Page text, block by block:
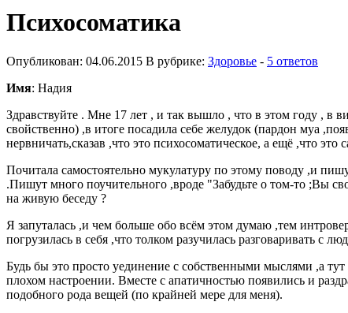
Психосоматика
Опубликован: 04.06.2015 В рубрике: Здоровье - 5 ответов
Имя: Надия
Здравствуйте . Мне 17 лет , и так вышло , что в этом году , в
свойственно) ,в итоге посадила себе желудок (пардон муа
нервничать,сказав ,что это психосоматическое, а ещё ,что
Почитала самостоятельно мукулатуру по этому поводу ,и
.Пишут много поучительного ,вроде "Забудьте о том-то ;Вы
на живую беседу ?
Я запуталась ,и чем больше обо всём этом думаю ,тем
погрузилась в себя ,что толком разучилась разговаривать с
Будь бы это просто уединение с собственными мыслями ,а
плохом настроении. Вместе с апатичностью появились и
подобного рода вещей (по крайней мере для меня).